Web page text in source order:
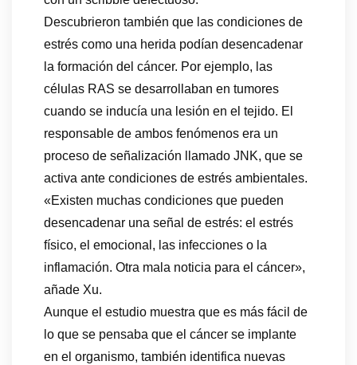
Descubrieron también que las condiciones de
estrés como una herida podían desencadenar
la formación del cáncer. Por ejemplo, las
células RAS se desarrollaban en tumores
cuando se inducía una lesión en el tejido. El
responsable de ambos fenómenos era un
proceso de señalización llamado JNK, que se
activa ante condiciones de estrés ambientales.
«Existen muchas condiciones que pueden
desencadenar una señal de estrés: el estrés
físico, el emocional, las infecciones o la
inflamación. Otra mala noticia para el cáncer»,
añade Xu.
Aunque el estudio muestra que es más fácil de
lo que se pensaba que el cáncer se implante
en el organismo, también identifica nuevas